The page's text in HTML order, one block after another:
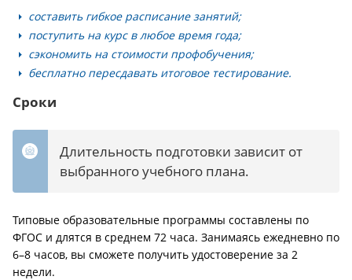
составить гибкое расписание занятий;
поступить на курс в любое время года;
сэкономить на стоимости профобучения;
бесплатно пересдавать итоговое тестирование.
Сроки
Длительность подготовки зависит от
выбранного учебного плана.
Типовые образовательные программы составлены по
ФГОС и длятся в среднем 72 часа. Занимаясь ежедневно по
6–8 часов, вы сможете получить удостоверение за 2
недели.